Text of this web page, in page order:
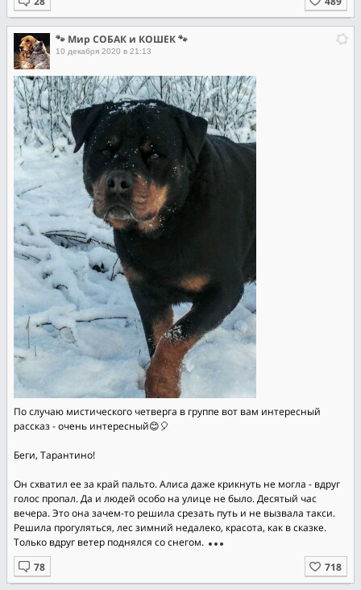
🐾 Мир СОБАК и КОШЕК 🐾
10 декабря 2020 в 21:13
По случаю мистического четверга в группе вот вам интересный
рассказ - очень интересный😊🎈
Беги, Тарантино!
Он схватил ее за край пальто. Алиса даже крикнуть не могла - вдруг
голос пропал. Да и людей особо на улице не было. Десятый час
вечера. Это она зачем-то решила срезать путь и не вызвала такси.
Решила прогуляться, лес зимний недалеко, красота, как в сказке.
Только вдруг ветер поднялся со снегом.